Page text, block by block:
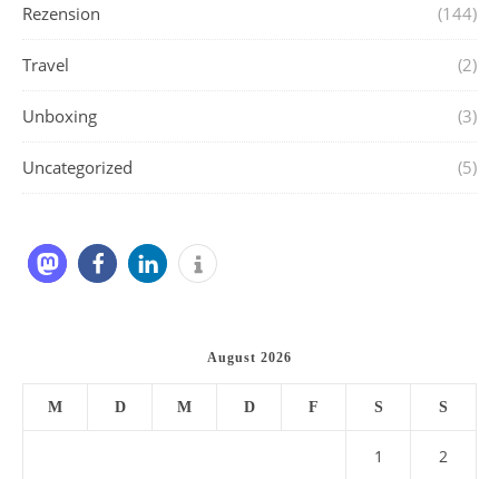
Rezension (144)
Travel (2)
Unboxing (3)
Uncategorized (5)
August 2026
M D M D F S S
1 2